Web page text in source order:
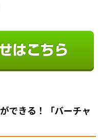
できる！「バーチャ